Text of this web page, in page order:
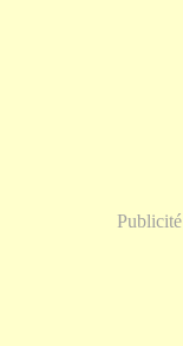
Publicité